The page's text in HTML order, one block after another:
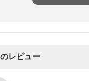
レビュー